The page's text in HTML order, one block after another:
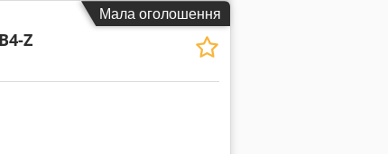
Мала оголошення
Z